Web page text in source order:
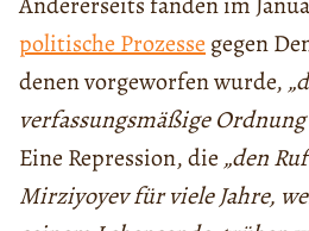
politische Prozesse gegen
denen vorgeworfen wurde,
verfassungsmäßige
Eine Repression, die „den
Mirziyoyev für viele Jahre,